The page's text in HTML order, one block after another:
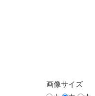
画像サイズ